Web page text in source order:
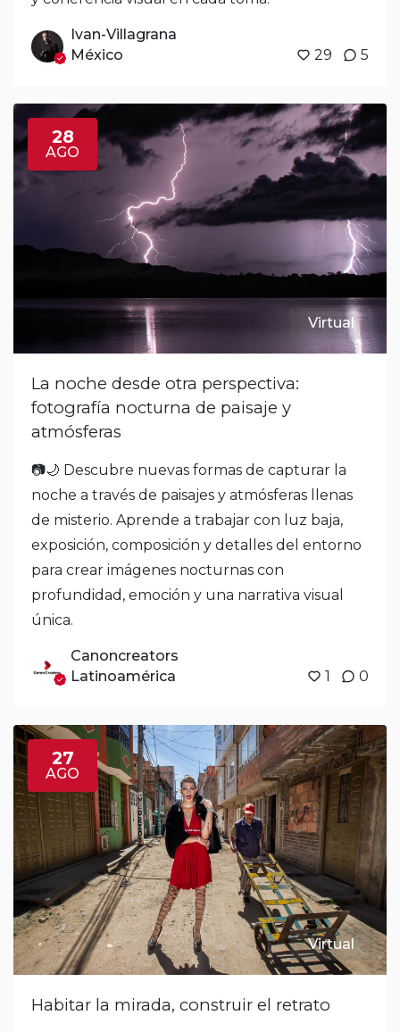
Ivan-Villagrana
México
29 5
28
AGO
Virtual
La noche desde otra perspectiva:
fotografía nocturna de paisaje y
atmósferas
📷🌙 Descubre nuevas formas de capturar la
noche a través de paisajes y atmósferas llenas
de misterio. Aprende a trabajar con luz baja,
exposición, composición y detalles del entorno
para crear imágenes nocturnas con
profundidad, emoción y una narrativa visual
única.
Canoncreators
Latinoamérica
1 0
27
AGO
Virtual
Habitar la mirada, construir el retrato